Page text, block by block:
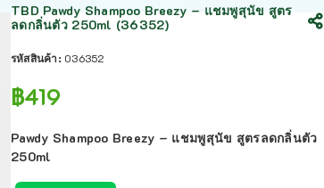
TBD Pawdy Shampoo Breezy – แชมพูสุนัข สูตร
ลดกลิ่นตัว 250ml (36352)
รหัสสินค้า: 036352
฿419
Pawdy Shampoo Breezy – แชมพูสุนัข สูตรลดกลิ่นตัว
250ml